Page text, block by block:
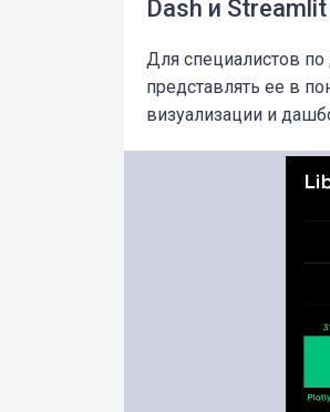
Dash и
Для специалистов
представлять ее в
визуализации и